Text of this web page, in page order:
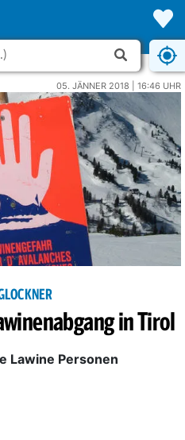
05. JÄNNER 2018 | 16:46 UHR
in Tirol
Lawine Personen